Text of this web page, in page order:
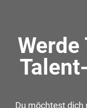
Du möchtest dich